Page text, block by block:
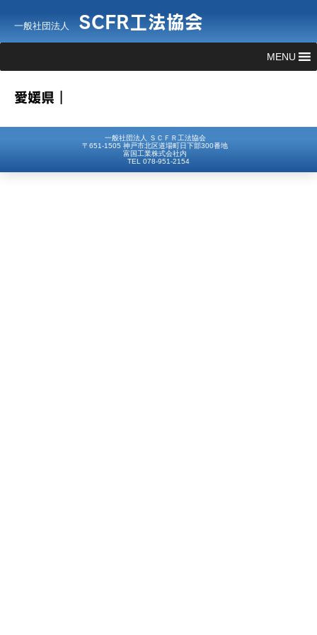
一般社団法人 SCFR工法協会
MENU
愛媛県｜
一般社団法人 ＳＣＦＲ工法協会
〒651-1505 神戸市北区道場町日下部300番地
富国工業株式会社内
TEL 078-951-2154